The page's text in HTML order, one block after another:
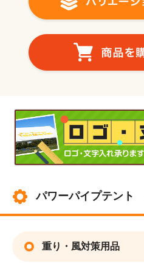
パワーパイプテント
重り・風対策用品